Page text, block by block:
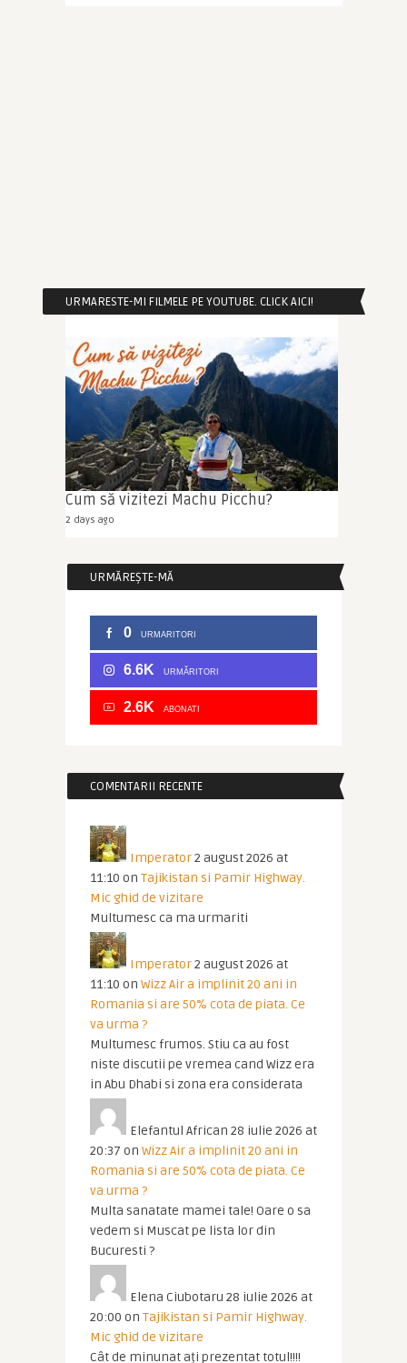
URMARESTE-MI FILMELE PE YOUTUBE. CLICK AICI!
Cum să vizitezi Machu Picchu?
2 days ago
URMĂREȘTE-MĂ
0 URMARITORI
6.6K URMĂRITORI
2.6K ABONATI
COMENTARII RECENTE
Imperator2 august 2026 at
11:10 on Tajikistan si Pamir Highway.
Mic ghid de vizitare
Multumesc ca ma urmariti
Imperator2 august 2026 at
11:10 on Wizz Air a implinit 20 ani in
Romania si are 50% cota de piata. Ce
va urma ?
Multumesc frumos. Stiu ca au fost
niste discutii pe vremea cand Wizz era
in Abu Dhabi si zona era considerata
Elefantul African 28 iulie 2026 at
20:37 on Wizz Air a implinit 20 ani in
Romania si are 50% cota de piata. Ce
va urma ?
Multa sanatate mamei tale! Oare o sa
vedem si Muscat pe lista lor din
Bucuresti ?
Elena Ciubotaru 28 iulie 2026 at
20:00 on Tajikistan si Pamir Highway.
Mic ghid de vizitare
Cât de minunat ați prezentat totul!!!!